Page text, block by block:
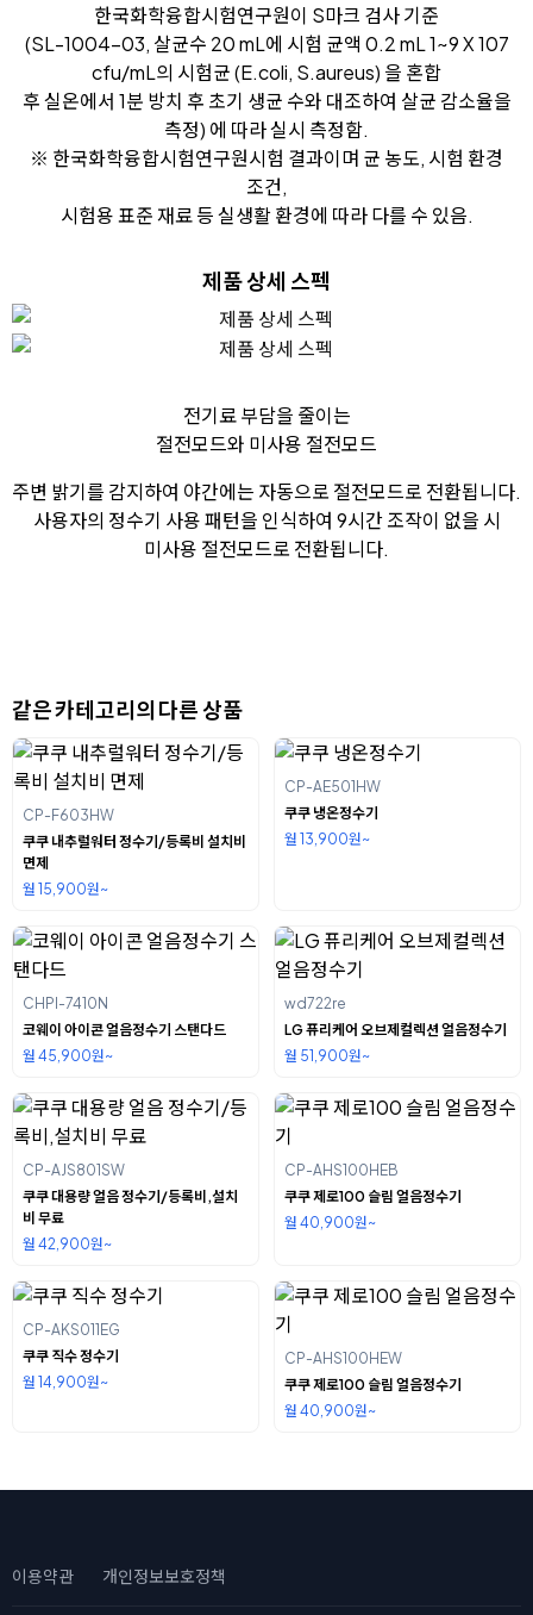
한국화학융합시험연구원이 S마크 검사 기준
(SL-1004-03, 살균수 20 mL에 시험 균액 0.2 mL 1~9 X 107
cfu/mL의 시험균 (E.coli, S.aureus) 을 혼합
후 실온에서 1분 방치 후 초기 생균 수와 대조하여 살균 감소율을
측정) 에 따라 실시 측정함.
※ 한국화학융합시험연구원시험 결과이며 균 농도, 시험 환경
조건,
시험용 표준 재료 등 실생활 환경에 따라 다를 수 있음.
제품 상세 스펙
전기료 부담을 줄이는
절전모드와 미사용 절전모드
주변 밝기를 감지하여 야간에는 자동으로 절전모드로 전환됩니다.
사용자의 정수기 사용 패턴을 인식하여 9시간 조작이 없을 시
미사용 절전모드로 전환됩니다.
같은 카테고리의 다른 상품
CP-F603HW
쿠쿠 내추럴워터 정수기/등록비 설치비
면제
월 15,900원~
CP-AE501HW
쿠쿠 냉온정수기
월 13,900원~
CHPI-7410N
코웨이 아이콘 얼음정수기 스탠다드
월 45,900원~
wd722re
LG 퓨리케어 오브제컬렉션 얼음정수기
월 51,900원~
CP-AJS801SW
쿠쿠 대용량 얼음 정수기/등록비,설치
비 무료
월 42,900원~
CP-AHS100HEB
쿠쿠 제로100 슬림 얼음정수기
월 40,900원~
CP-AKS011EG
쿠쿠 직수 정수기
월 14,900원~
CP-AHS100HEW
쿠쿠 제로100 슬림 얼음정수기
월 40,900원~
이용약관 개인정보보호정책